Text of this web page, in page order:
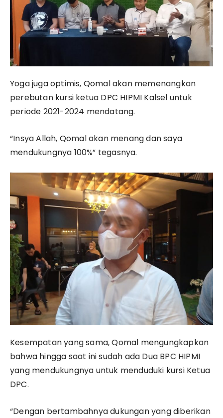
Yoga juga optimis, Qomal akan memenangkan
perebutan kursi ketua DPC HIPMI Kalsel untuk
periode 2021-2024 mendatang.
“Insya Allah, Qomal akan menang dan saya
mendukungnya 100%” tegasnya.
Kesempatan yang sama, Qomal mengungkapkan
bahwa hingga saat ini sudah ada Dua BPC HIPMI
yang mendukungnya untuk menduduki kursi Ketua
DPC.
“Dengan bertambahnya dukungan yang diberikan